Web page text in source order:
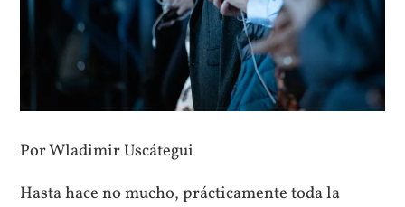
Por Wladimir Uscátegui
Hasta hace no mucho, prácticamente toda la